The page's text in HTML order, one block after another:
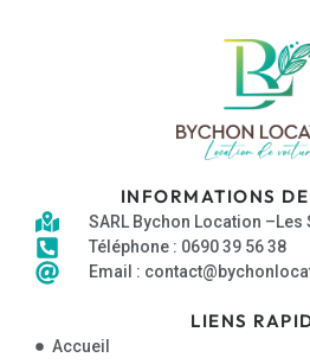
INFORMATIONS
SARL Bychon Location
Téléphone : 0690 39 56 38
Email :
LIENS
Accueil